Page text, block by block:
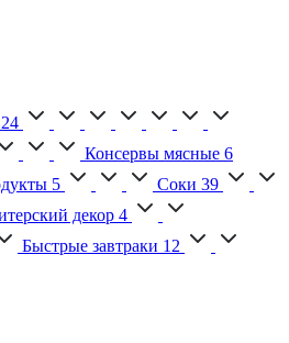
24
Консервы мясные 6
5 Соки 39
декор 4
Быстрые завтраки 12